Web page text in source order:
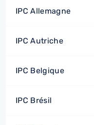
IPC Allemagne
IPC Autriche
IPC Belgique
IPC Brésil